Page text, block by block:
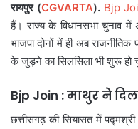
रायपुर (CGVARTA). Bjp
हैं। राज्य के विधानसभा चुनाव
भाजपा दोनों में ही अब
के जुड़ने का सिलसिला भी शुरू हो
Bjp Join : माथुर ने
छत्तीसगढ़ की सियासत में